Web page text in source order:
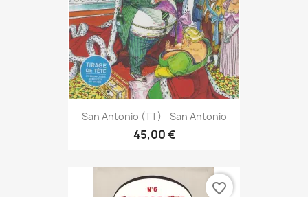
San Antonio (TT) - San Antonio
45,00 €
favorite_border